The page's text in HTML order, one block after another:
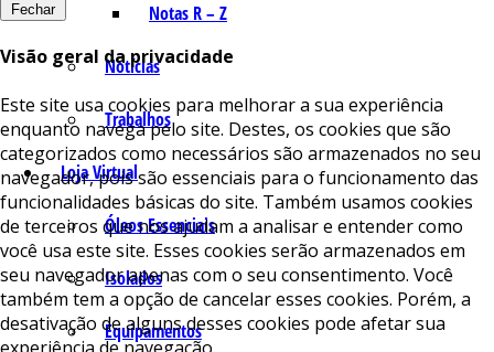
Notas R – Z
Notícias
Trabalhos
Loja Virtual
Óleos Essenciais
Isolados
Equipamentos
Fechar
Visão geral da privacidade
Este site usa cookies para melhorar a sua experiência
enquanto navega pelo site. Destes, os cookies que são
categorizados como necessários são armazenados no seu
navegador, pois são essenciais para o funcionamento das
funcionalidades básicas do site. Também usamos cookies
de terceiros que nos ajudam a analisar e entender como
você usa este site. Esses cookies serão armazenados em
seu navegador apenas com o seu consentimento. Você
também tem a opção de cancelar esses cookies. Porém, a
desativação de alguns desses cookies pode afetar sua
experiência de navegação.